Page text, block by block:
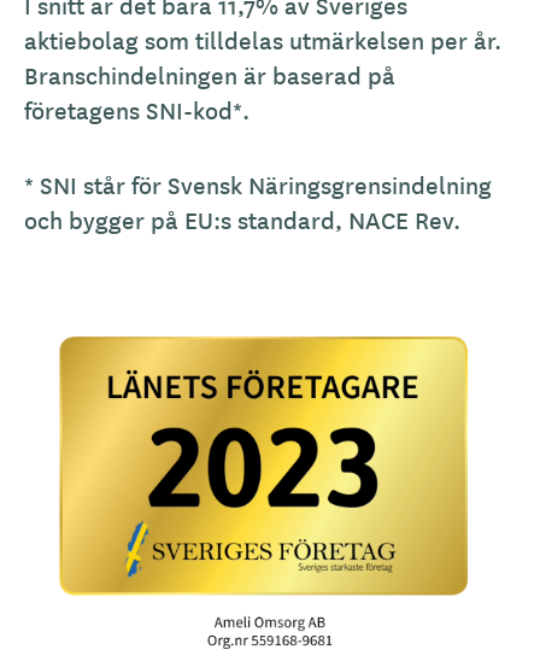
aktiebolag som tilldelas utmärkelsen per år.
Branschindelningen är baserad på
företagens SNI-kod*.
* SNI står för Svensk Näringsgrensindelning
och bygger på EU:s standard, NACE Rev.